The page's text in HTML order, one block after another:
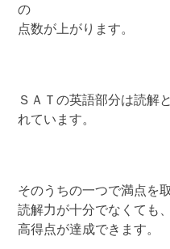
の
点数が上がります。
ＳＡＴの英語部分は読解
れています。
そのうちの一つで満点を
読解力が十分でなくても
高得点が達成できます。